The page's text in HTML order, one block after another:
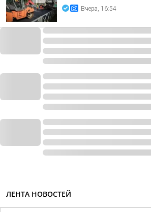
Вчера, 16:54
ЛЕНТА НОВОСТЕЙ